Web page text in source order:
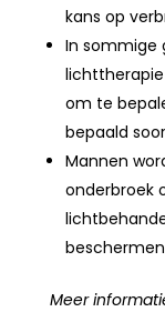
kans op
In sommige
om te
bepaald
Mannen
onderbroek
Meer